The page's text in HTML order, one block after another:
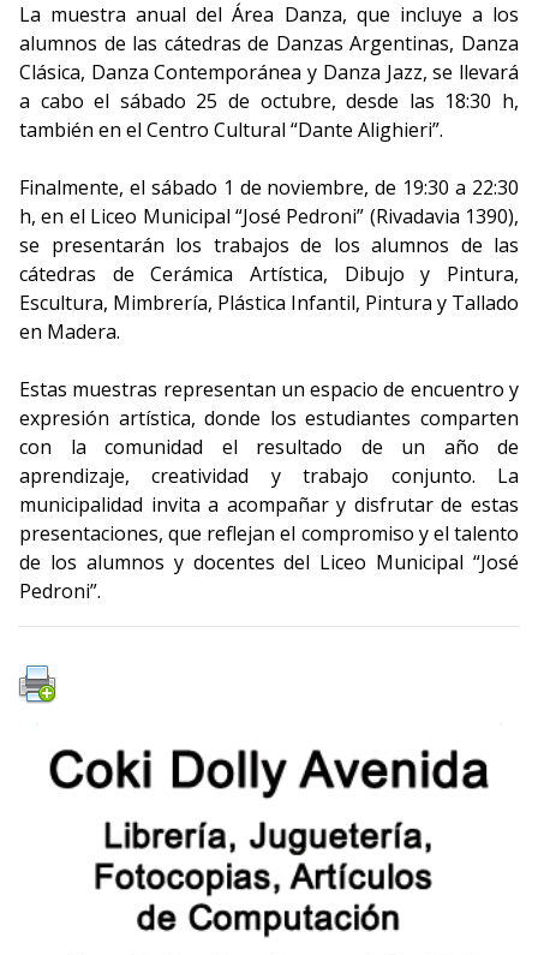
La muestra anual del Área Danza, que incluye a los
alumnos de las cátedras de Danzas Argentinas, Danza
Clásica, Danza Contemporánea y Danza Jazz, se llevará
a cabo el sábado 25 de octubre, desde las 18:30 h,
también en el Centro Cultural “Dante Alighieri”.
Finalmente, el sábado 1 de noviembre, de 19:30 a 22:30
h, en el Liceo Municipal “José Pedroni” (Rivadavia 1390),
se presentarán los trabajos de los alumnos de las
cátedras de Cerámica Artística, Dibujo y Pintura,
Escultura, Mimbrería, Plástica Infantil, Pintura y Tallado
en Madera.
Estas muestras representan un espacio de encuentro y
expresión artística, donde los estudiantes comparten
con la comunidad el resultado de un año de
aprendizaje, creatividad y trabajo conjunto. La
municipalidad invita a acompañar y disfrutar de estas
presentaciones, que reflejan el compromiso y el talento
de los alumnos y docentes del Liceo Municipal “José
Pedroni”.